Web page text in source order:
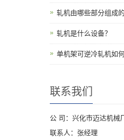
轧机由哪些部分组成的
轧机是什么设备？
单机架可逆冷轧机如
联系我们
公 司：兴化市迈达机械
联系人：张经理